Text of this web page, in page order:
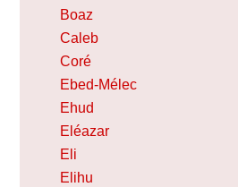
Boaz
Caleb
Coré
Ebed-Mélec
Ehud
Eléazar
Eli
Elihu